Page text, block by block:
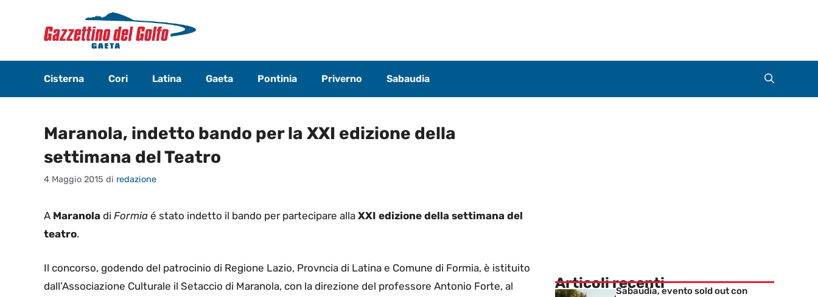
contenuto
Cisterna Cori Latina Gaeta Pontinia Priverno Sabaudia
Maranola, indetto bando per la XXI edizione della
settimana del Teatro
4 Maggio 2015 di redazione
A Maranola di Formia é stato indetto il bando per partecipare alla XXI edizione della settimana del
teatro.
Il concorso, godendo del patrocinio di Regione Lazio, Provncia di Latina e Comune di Formia, è istituito
dall’Associazione Culturale il Setaccio di Maranola, con la direzione del professore Antonio Forte, al
Articoli recentiSabaudia, evento sold out con